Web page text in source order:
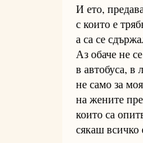
И ето,
с които е
а са се
Аз обаче не
в автобуса, в
не само за
на жените
които са
сякаш всичко